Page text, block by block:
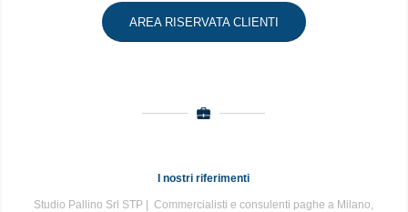
AREA RISERVATA CLIENTI
I nostri riferimenti
Studio Pallino Srl STP | Commercialisti e consulenti paghe a Milano,